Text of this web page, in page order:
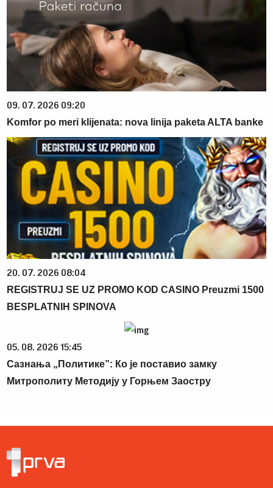
09. 07. 2026 09:20
Komfor po meri klijenata: nova linija paketa ALTA banke
20. 07. 2026 08:04
REGISTRUJ SE UZ PROMO KOD CASINO Preuzmi 1500
BESPLATNIH SPINOVA
05. 08. 2026 15:45
Сазнања „Политике”: Ко је поставио замку
Митрополиту Методију у Горњем Заостру